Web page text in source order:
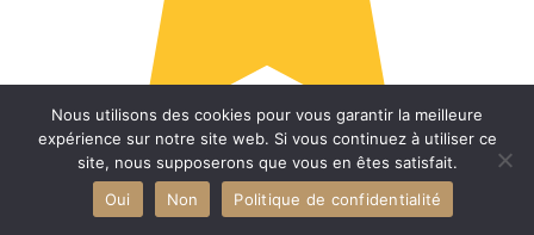
Nous utilisons des cookies pour vous garantir la meilleure
expérience sur notre site web. Si vous continuez à utiliser ce
site, nous supposerons que vous en êtes satisfait.
Oui
Non Politique de confidentialité